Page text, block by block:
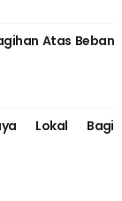
Atas Beban
Lokal Bagi